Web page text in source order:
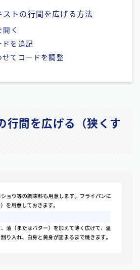
トの行間を広げる方法
開く
ドを追記
せてコードを調整
行間を広げる（狭くす